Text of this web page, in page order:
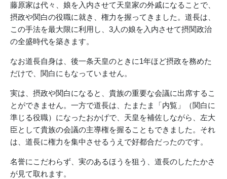
藤原家は代々、娘を入内させて天皇家の外戚になることで、
摂政や関白の役職に就き、権力を握ってきました。道長は、
この手法を最大限に利用し、3人の娘を入内させて摂関政治
の全盛時代を築きます。
なお道長自身は、後一条天皇のときに1年ほど摂政を務めた
だけで、関白にもなっていません。
実は、摂政や関白になると、貴族の重要な会議に出席するこ
とができません。一方で道長は、たまたま「内覧」（関白に
準じる役職）になったおかげで、天皇を補佐しながら、左大
臣として貴族の会議の主導権を握ることもできました。それ
は、道長に権力を集中させるうえで好都合だったのです。
名誉にこだわらず、実のあるほうを狙う、道長のしたたかさ
が見て取れます。